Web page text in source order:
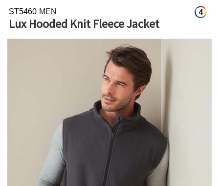
4
ST5460 MEN
Lux Hooded Knit Fleece Jacket